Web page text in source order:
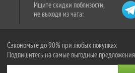
Ищите скидки поблизости,
не выходя из чата:
Сэкономьте до 90% при любых покупках
Подпишитесь на самые выгодные предложения